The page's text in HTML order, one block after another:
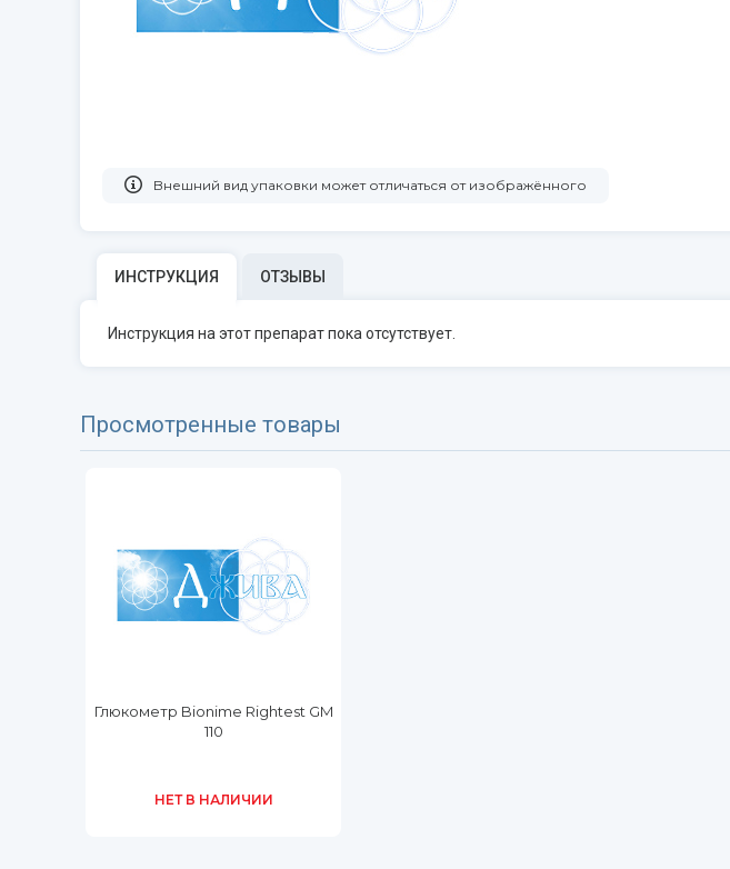
Bнешний вид упаковки может отличаться от изображённого
ИНСТРУКЦИЯ ОТЗЫВЫ
Инструкция на этот препарат пока отсутствует.
Просмотренные товары
Глюкометр Bionime Rightest GM
110
НЕТ В НАЛИЧИИ